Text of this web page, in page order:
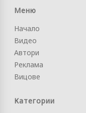
Меню
Начало
Видео
Автори
Реклама
Вицове
Категории